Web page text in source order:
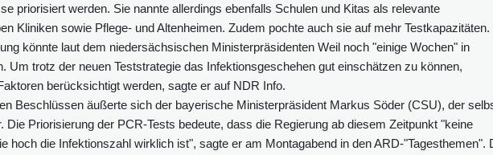
priorisiert werden. Sie nannte allerdings ebenfalls Schulen und Kitas als relevante
Kliniken sowie Pflege- und Altenheimen. Zudem pochte auch sie auf mehr Testkapazitäten.
könnte laut dem niedersächsischen Ministerpräsidenten Weil noch "einige Wochen" in
Um trotz der neuen Teststrategie das Infektionsgeschehen gut einschätzen zu können,
berücksichtigt werden, sagte er auf NDR Info.
Beschlüssen äußerte sich der bayerische Ministerpräsident Markus Söder (CSU), der
Die Priorisierung der PCR-Tests bedeute, dass die Regierung ab diesem Zeitpunkt "keine
hoch die Infektionszahl wirklich ist", sagte er am Montagabend in den ARD-"Tagesthemen".